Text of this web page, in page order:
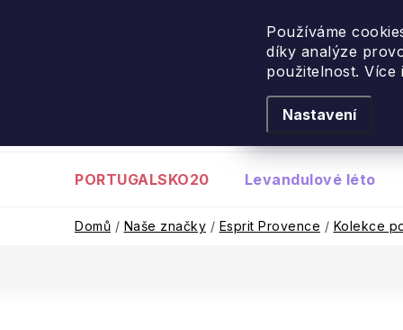
Návštěva Portugalska:
Používáme
díky analýze
použitelnost. Více
Nastavení
PORTUGALSKO20 Levandulové léto
Domů / Naše značky / Esprit Provence / Kolekce